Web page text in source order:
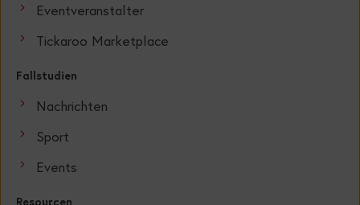
Eventveranstalter
Tickaroo Marketplace
Fallstudien
Nachrichten
Sport
Events
Resourcen